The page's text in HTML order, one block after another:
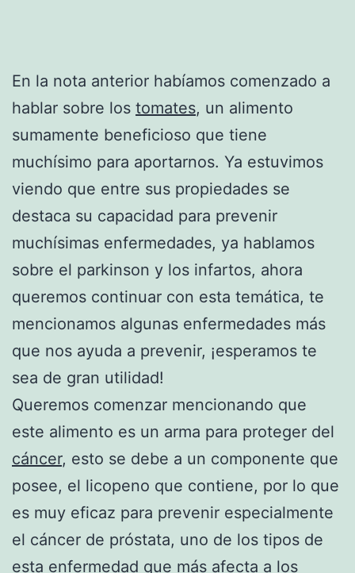
En la nota anterior habíamos comenzado a
hablar sobre los tomates, un alimento
sumamente beneficioso que tiene
muchísimo para aportarnos. Ya estuvimos
viendo que entre sus propiedades se
destaca su capacidad para prevenir
muchísimas enfermedades, ya hablamos
sobre el parkinson y los infartos, ahora
queremos continuar con esta temática, te
mencionamos algunas enfermedades más
que nos ayuda a prevenir, ¡esperamos te
sea de gran utilidad!
Queremos comenzar mencionando que
este alimento es un arma para proteger del
cáncer, esto se debe a un componente que
posee, el licopeno que contiene, por lo que
es muy eficaz para prevenir especialmente
el cáncer de próstata, uno de los tipos de
esta enfermedad que más afecta a los